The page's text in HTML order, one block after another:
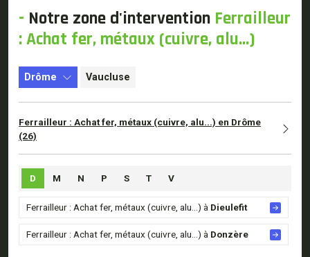
- Notre zone d'intervention Ferrailleur
: Achat fer, métaux (cuivre, alu...)
Drôme Vaucluse
Ferrailleur : Achat fer, métaux (cuivre, alu...) en Drôme
(26)
D M N P S T V
Ferrailleur : Achat fer, métaux (cuivre, alu...) à Dieulefit
Ferrailleur : Achat fer, métaux (cuivre, alu...) à Donzère